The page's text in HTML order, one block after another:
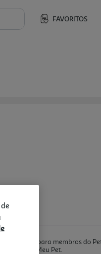
FAVORITOS
CLUB
exclusivo para membros do
O Meu Pet.